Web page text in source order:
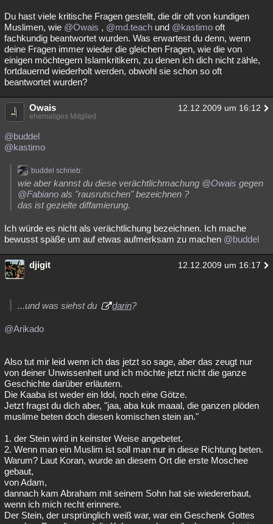
Du hast viele kritische Fragen gestellt, die dir oft von kundigen
Muslimen, wie @Owais , @md.teach und @kastimo oft
fachkundig beantwortet wurden. Was erwartest du denn, wenn
deine Fragen immer wieder die gleichen Fragen, wie die von
einigen möchtegern Islamkritikern, zu denen ich dich nicht zähle,
fortdauernd wiederholt werden, obwohl sie schon so oft
beantwortet wurden?
Owais 12.12.2009 um 16:12
ehemaliges Mitglied
@buddel
@kastimo
buddel schrieb:
wie aber kannst du diese verächtlichmachung @Owais gegen
@Fabiano als "rausrutschen" bezeichnen ?
das ist gezielte diffamierung.
Ich würde es nicht als verächtlichung bezeichnen. Ich mache
bewusst späße um auf etwas aufmerksam zu machen @buddel
djigit 12.12.2009 um 16:17
...und was siehst du darin?
@Arikado
Also tut mir leid wenn ich das jetzt so sage, aber das zeugt nur
von deiner Unwissenheit und ich möchte jetzt nicht die ganze
Geschichte darüber erläutern.
Die Kaaba ist weder ein Idol, noch eine Götze.
Jetzt fragst du dich aber, "jaa, aba kuk maaal, die ganzen plöden
muslime beten doch diesen komischen stein an."
1. der Stein wird in keinster Weise angebetet.
2. Wenn man ein Muslim ist soll man nur in diese Richtung beten.
Warum? Laut Koran, wurde an diesem Ort die erste Moschee
gebaut,
von Adam,
dannach kam Abraham mit seinem Sohn hat sie wiedererbaut,
wenn ich mich recht erinnere.
Der Stein, der ursprünglich weiß war, war ein Geschenk Gottes